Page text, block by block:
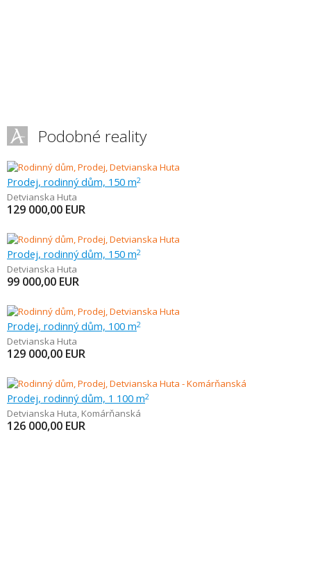
Podobné reality
Prodej, rodinný dům, 150 m2
Detvianska Huta
129 000,00 EUR
Prodej, rodinný dům, 150 m2
Detvianska Huta
99 000,00 EUR
Prodej, rodinný dům, 100 m2
Detvianska Huta
129 000,00 EUR
Prodej, rodinný dům, 1 100 m2
Detvianska Huta, Komárňanská
126 000,00 EUR